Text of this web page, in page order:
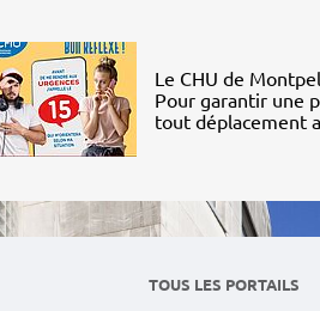
Le CHU de
Pour garantir une
tout déplacement
TOUS LES PORTAILS